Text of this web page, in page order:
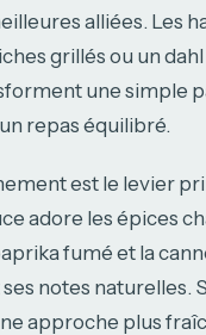
alliées. Les
grillés ou un
une simple
repas équilibré.
est le levier
adore les épices
fumé et la
notes naturelles.
approche plus